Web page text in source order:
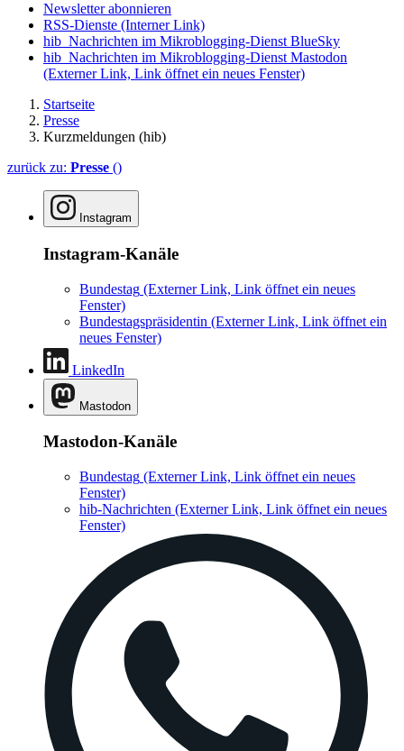
Newsletter abonnieren
RSS-Dienste (Interner Link)
hib_Nachrichten im Mikroblogging-Dienst BlueSky
hib_Nachrichten im Mikroblogging-Dienst Mastodon
(Externer Link, Link öffnet ein neues Fenster)
Startseite
Presse
Kurzmeldungen (hib)
zurück zu: Presse ()
Instagram
Instagram-Kanäle
Bundestag (Externer Link, Link öffnet ein neues
Fenster)
Bundestagspräsidentin (Externer Link, Link öffnet ein
neues Fenster)
LinkedIn
Mastodon
Mastodon-Kanäle
Bundestag (Externer Link, Link öffnet ein neues
Fenster)
hib-Nachrichten (Externer Link, Link öffnet ein neues
Fenster)